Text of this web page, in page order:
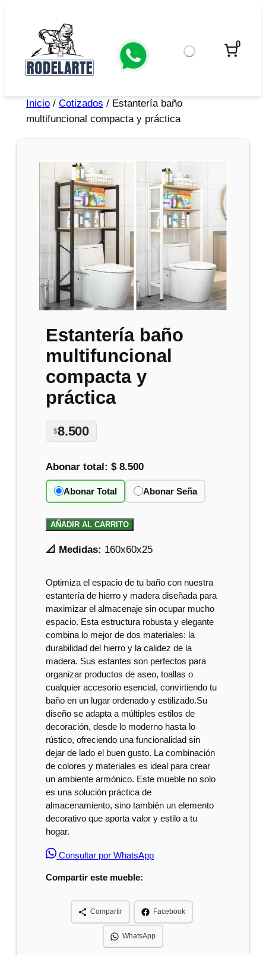
0
Inicio/ Cotizados / Estantería baño
multifuncional compacta y práctica
Estantería baño
multifuncional
compacta y
práctica
$8.500
Abonar total:$ 8.500
Abonar Total Abonar Seña
AÑADIR AL CARRITO
📐 Medidas: 160x60x25
Optimiza el espacio de tu baño con nuestra
estantería de hierro y madera diseñada para
maximizar el almacenaje sin ocupar mucho
espacio. Esta estructura robusta y elegante
combina lo mejor de dos materiales: la
durabilidad del hierro y la calidez de la
madera. Sus estantes son perfectos para
organizar productos de aseo, toallas o
cualquier accesorio esencial, convirtiendo tu
baño en un lugar ordenado y estilizado.Su
diseño se adapta a múltiples estilos de
decoración, desde lo moderno hasta lo
rústico, ofreciendo una funcionalidad sin
dejar de lado el buen gusto. La combinación
de colores y materiales es ideal para crear
un ambiente armónico. Este mueble no solo
es una solución práctica de
almacenamiento, sino también un elemento
decorativo que aporta valor y estilo a tu
hogar.
Consultar por WhatsApp
Compartir este mueble:
Compartir Facebook
WhatsApp